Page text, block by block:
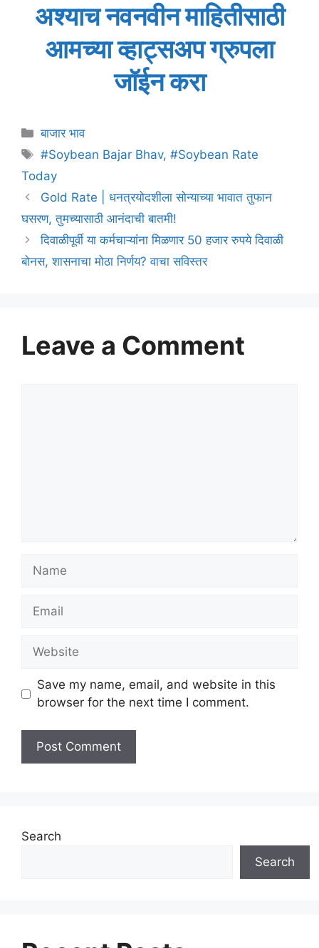
अश्याच नवनवीन माहितीसाठी
आमच्या व्हाट्सअप ग्रुपला
जॉईन करा
Categories
बाजार भाव
Tags
#Soybean Bajar Bhav,#Soybean Rate
Today
Gold Rate | धनत्रयोदशीला सोन्याच्या भावात तुफान
घसरण, तुमच्यासाठी आनंदाची बातमी!
दिवाळीपूर्वी या कर्मचाऱ्यांना मिळणार 50 हजार रुपये दिवाळी
बोनस, शासनाचा मोठा निर्णय? वाचा सविस्तर
Leave a Comment
Name
Email
Website
Save my name, email, and website in this
browser for the next time I comment.
Search
Search